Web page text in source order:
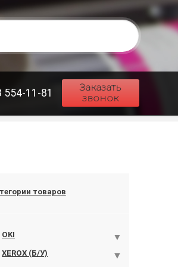
554-11-81
Заказать
звонок
товаров
OKI
XEROX (Б/У)